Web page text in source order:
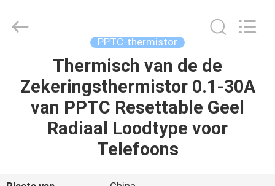
PRODUCTEN
PPTC-thermistor
Thermisch van de de
Zekeringsthermistor 0.1-30A
van PPTC Resettable Geel
Radiaal Loodtype voor
Telefoons